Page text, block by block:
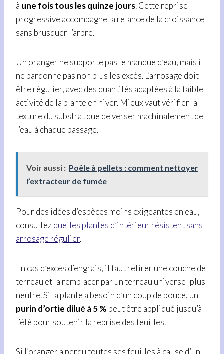
à une fois tous les quinze jours. Cette reprise
progressive accompagne la relance de la croissance
sans brusquer l’arbre.
Un oranger ne supporte pas le manque d’eau, mais il
ne pardonne pas non plus les excès. L’arrosage doit
être régulier, avec des quantités adaptées à la faible
activité de la plante en hiver. Mieux vaut vérifier la
texture du substrat que de verser machinalement de
l’eau à chaque passage.
Voir aussi : Poêle à pellets : comment nettoyer
l’extracteur de fumée
Pour des idées d’espèces moins exigeantes en eau,
consultez quelles plantes d’intérieur résistent sans
arrosage régulier.
En cas d’excès d’engrais, il faut retirer une couche de
terreau et la remplacer par un terreau universel plus
neutre. Si la plante a besoin d’un coup de pouce, un
purin d’ortie dilué à 5 % peut être appliqué jusqu’à
l’été pour soutenir la reprise des feuilles.
Si l’oranger a perdu toutes ses feuilles à cause d’un